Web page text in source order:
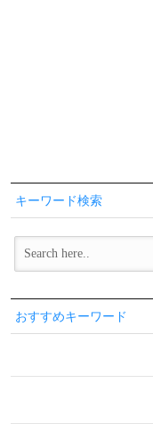
キーワード検索
おすすめキーワード